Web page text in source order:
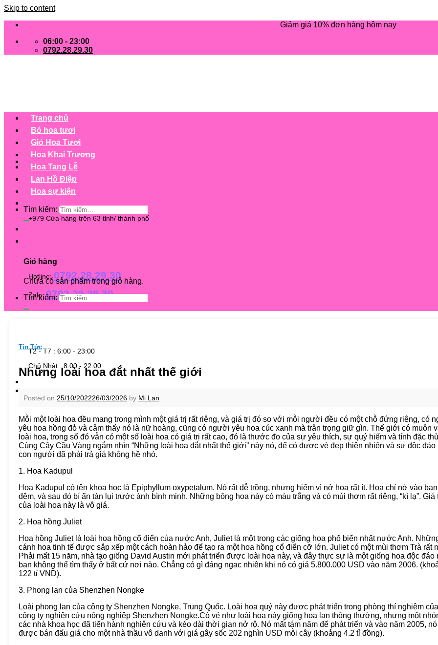
Skip to content
Giảm giá 10% đơn hàng hôm nay
06:00 - 23:00
0792.28.29.30
+979 Cửa hàng trên 63 tỉnh/ thành phố
Hotline:0792.28.29.30
Zalo:0792.28.29.30
T2 - T7 : 6:00 - 23:00
Chủ Nhật : 8:00 - 22:00
Trang chủ
Bó hoa tươi
Giỏ Hoa Tươi
Hoa Khai Trương
Hoa Tang Lễ
Lan Hồ Điệp
Hoa sự kiện
Tìm kiếm:
Giỏ hàng
Chưa có sản phẩm trong giỏ hàng.
Tìm kiếm:
Tin Tức
Những loài hoa đắt nhất thế giới
Posted on 25/10/202226/03/2026 by Mi Lan
Mỗi một loài hoa đều mang trong mình một giá trị rất riêng, và giá trị đó so với mỗi người đều có một chỗ đứng riêng, có
yêu hoa hồng đỏ và cảm thấy nó là nữ hoàng, cũng có người yêu hoa cúc xanh mà trân trọng giữ gìn. Thế giới có muôn
loài hoa, trong số đó vẫn có một số loài hoa có giá trị rất cao, đó là thước đo của sự yêu thích, sự quý hiếm và tính đặc
Cùng Cây Cầu Vàng ngắm nhìn “Những loài hoa đắt nhất thế giới” này nó, để có được vẻ đẹp thiên nhiên và sự độc đáo
con người đã phải trả giá không hề nhỏ.
1. Hoa Kadupul
Hoa Kadupul có tên khoa học là Epiphyllum oxypetalum. Nó rất dễ trồng, nhưng hiếm vì nở hoa rất ít. Hoa chỉ nở vào ban
đêm, và sau đó bí ẩn tàn lụi trước ánh bình minh. Những bông hoa này có màu trắng và có mùi thơm rất riêng, “kì lạ”. Giá
của loài hoa này là vô giá.
2. Hoa hồng Juliet
Hoa hồng Juliet là loài hoa hồng cổ điển của nước Anh, Juliet là một trong các giống hoa phổ biến nhất nước Anh.
cánh hoa tinh tế được sắp xếp một cách hoàn hảo để tạo ra một hoa hồng cổ điển cỡ lớn. Juliet có một mùi thơm Trà rất
Phải mất 15 năm, nhà tạo giống David Austin mới phát triển được loài hoa này, và đây thực sự là một giống hoa độc đáo
bạn không thể tìm thấy ở bất cứ nơi nào. Chẳng có gì đáng ngạc nhiên khi nó có giá 5.800.000 USD vào năm 2006.
122 tỉ VND).
3. Phong lan của Shenzhen Nongke
Loài phong lan của công ty Shenzhen Nongke, Trung Quốc. Loài hoa quý này được phát triển trong phòng thí nghiệm của
công ty nghiên cứu nông nghiệp Shenzhen Nongke.Có vẻ như loài hoa này giống hoa lan thông thường, nhưng một
các nhà khoa học đã tiến hành nghiên cứu và kéo dài thời gian nở rộ. Nó mất tám năm để phát triển và vào năm 2005, nó
được bán đấu giá cho một nhà thầu vô danh với giá gây sốc 202 nghìn USD mỗi cây (khoảng 4.2 tỉ đồng).